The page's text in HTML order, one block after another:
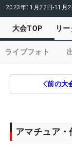
2023年11月22日-11月
大会TOP リ
ライブフォト
前の大
アマチュア・